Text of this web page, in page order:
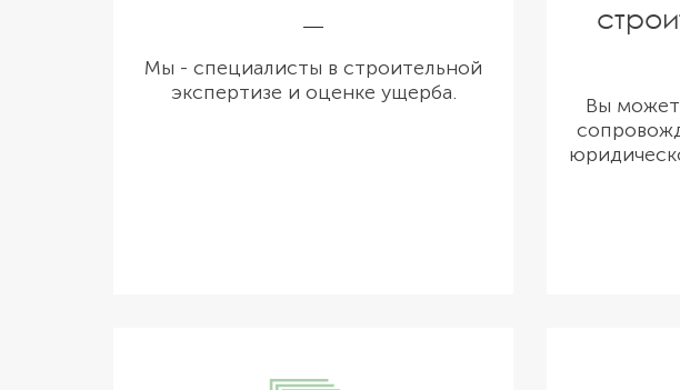
Мы - специалисты в строительной
экспертизе и оценке ущерба.
Вы